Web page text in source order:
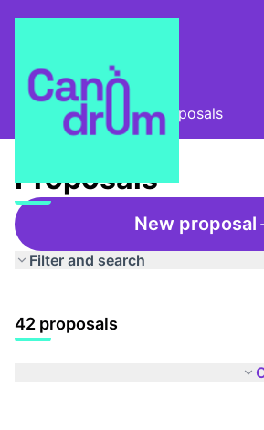
Taula Comunitària / Proposals
Proposals
New proposal
Filter and search
42 proposals